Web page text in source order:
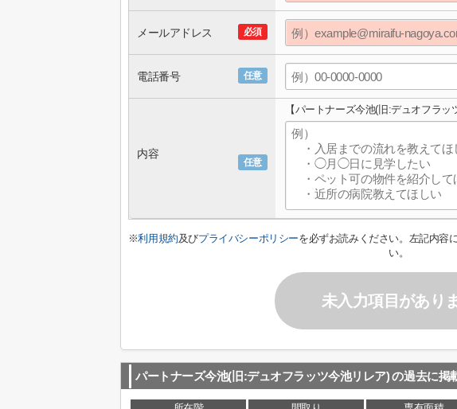
必須
メールアドレス
任意
電話番号
任意
内容
【パートナーズ今池(旧:デュオフラッ
※利用規約及びプライバシーポリシーを必ずお読みください。左記内容
い。
未入力項目があり
パートナーズ今池(旧:デュオフラッツ今池リレア) の過去に掲